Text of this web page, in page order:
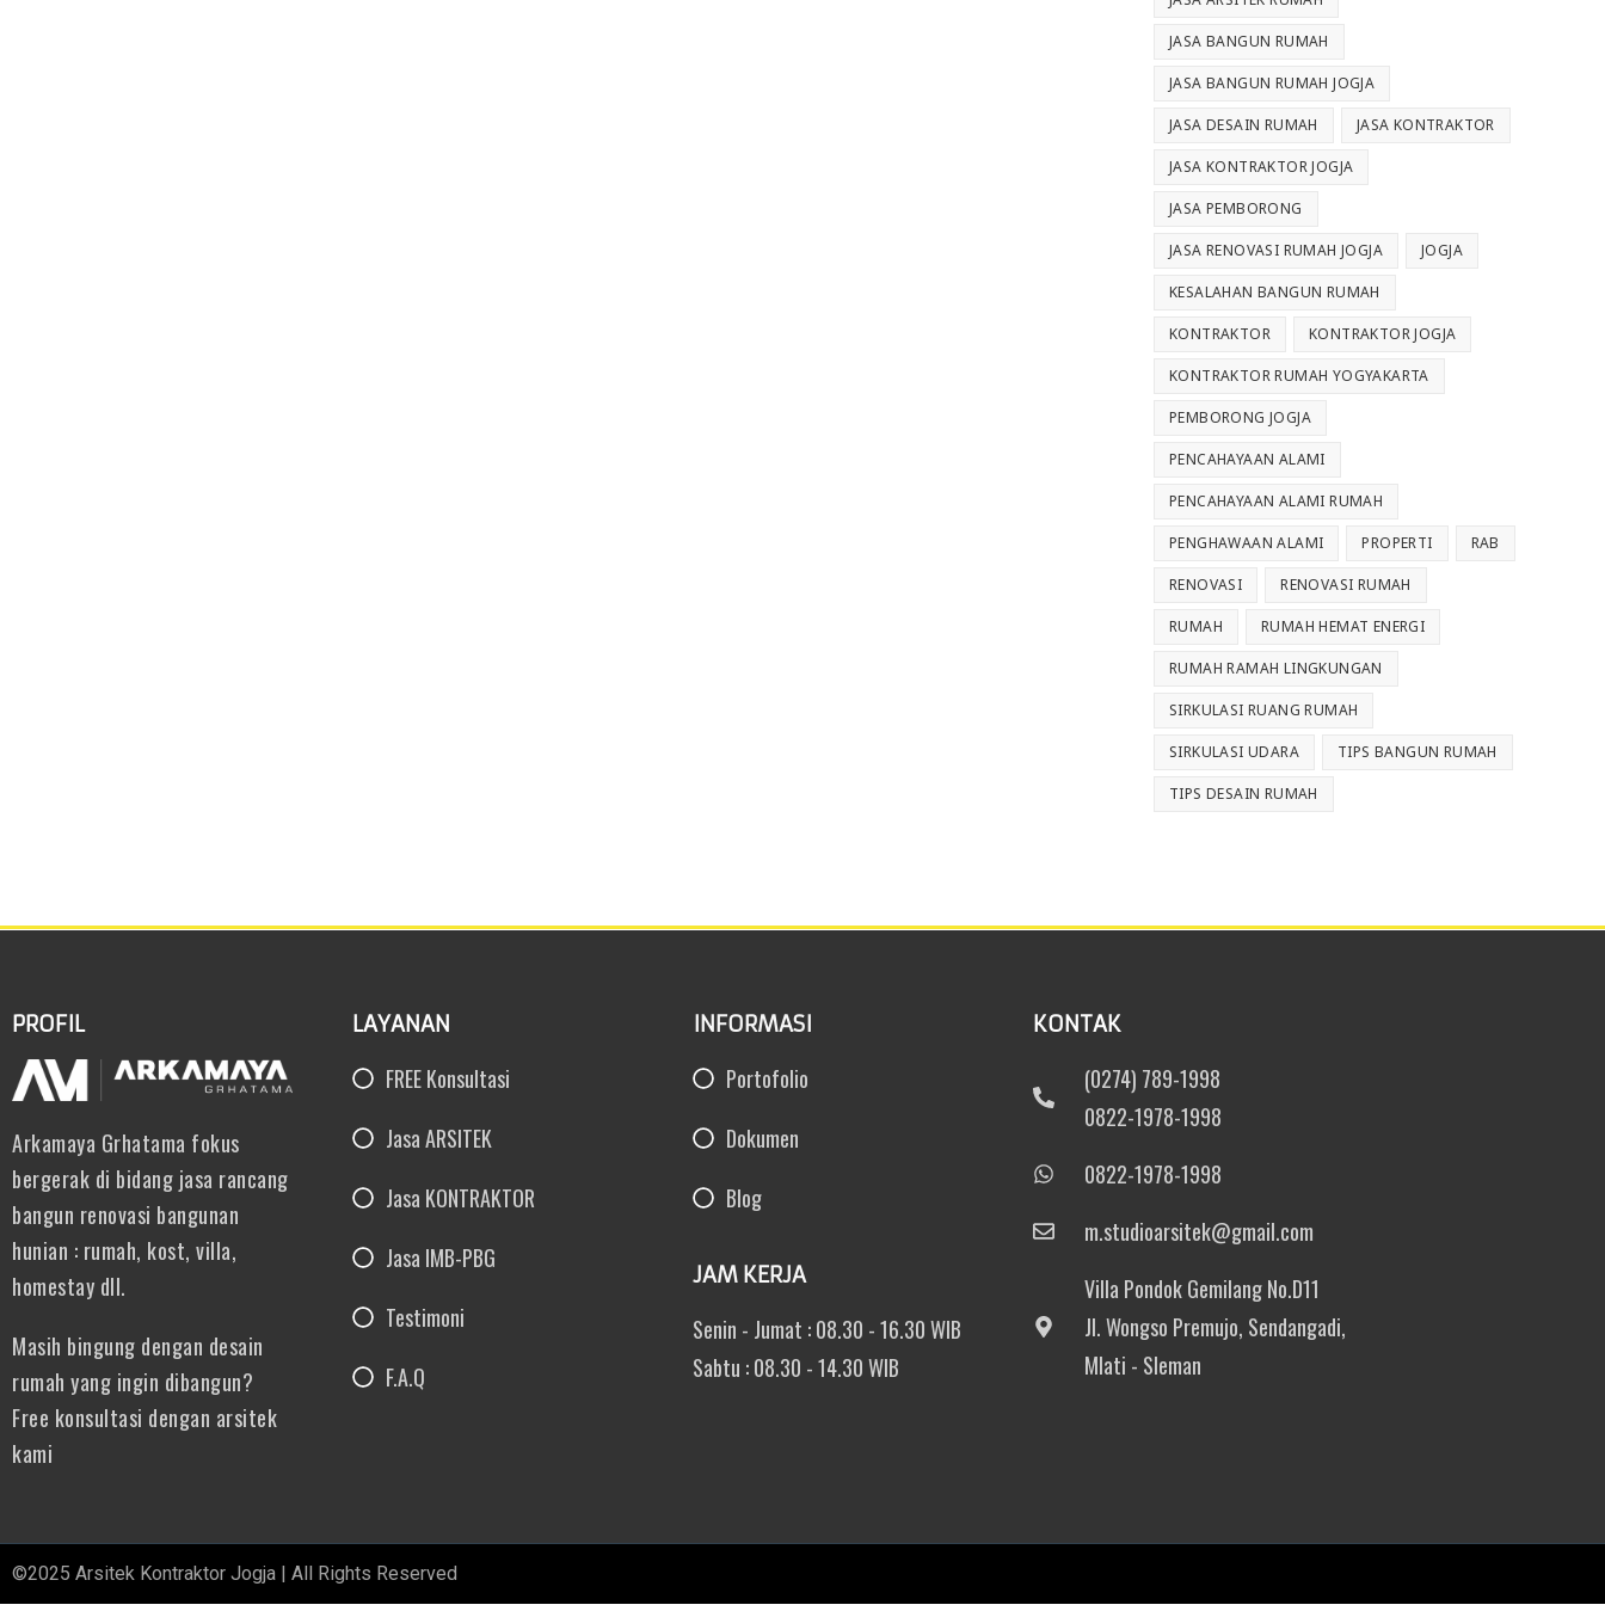
JASA BANGUN RUMAH
JASA BANGUN RUMAH JOGJA
JASA DESAIN RUMAH JASA KONTRAKTOR
JASA KONTRAKTOR JOGJA
JASA PEMBORONG
JASA RENOVASI RUMAH JOGJA JOGJA
KESALAHAN BANGUN RUMAH
KONTRAKTOR KONTRAKTOR JOGJA
KONTRAKTOR RUMAH YOGYAKARTA
PEMBORONG JOGJA
PENCAHAYAAN ALAMI
PENCAHAYAAN ALAMI RUMAH
PENGHAWAAN ALAMI PROPERTI RAB
RENOVASI RENOVASI RUMAH
RUMAH RUMAH HEMAT ENERGI
RUMAH RAMAH LINGKUNGAN
SIRKULASI RUANG RUMAH
SIRKULASI UDARA TIPS BANGUN RUMAH
TIPS DESAIN RUMAH
PROFIL
Arkamaya Grhatama fokus
bergerak di bidang jasa rancang
bangun renovasi bangunan
hunian : rumah, kost, villa,
homestay dll.
Masih bingung dengan desain
rumah yang ingin dibangun?
Free konsultasi dengan arsitek
kami
LAYANAN
FREE Konsultasi
Jasa ARSITEK
Jasa KONTRAKTOR
Jasa IMB-PBG
Testimoni
F.A.Q
INFORMASI
Portofolio
Dokumen
Blog
JAM KERJA
Senin - Jumat : 08.30 - 16.30 WIB
Sabtu : 08.30 - 14.30 WIB
KONTAK
(0274) 789-1998
0822-1978-1998
0822-1978-1998
m.studioarsitek@gmail.com
Villa Pondok Gemilang No.D11
Jl. Wongso Premujo, Sendangadi,
Mlati - Sleman
©2025 Arsitek Kontraktor Jogja | All Rights Reserved